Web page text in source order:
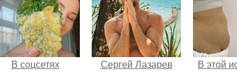
столкновения с
правилами
безопасности.
В соцсетях
Сергей Лазарев
В этой